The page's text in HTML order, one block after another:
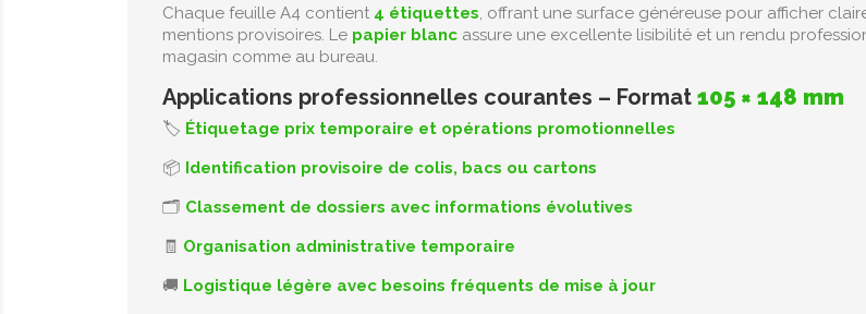
Chaque feuille A4 contient 4 étiquettes, offrant une surface généreuse pour afficher
mentions provisoires. Le papier blanc assure une excellente lisibilité et un rendu
magasin comme au bureau.
Applications professionnelles courantes – Format 105 × 148 mm
🏷️ Étiquetage prix temporaire et opérations promotionnelles
📦 Identification provisoire de colis, bacs ou cartons
🗂️ Classement de dossiers avec informations évolutives
🧾 Organisation administrative temporaire
🚚 Logistique légère avec besoins fréquents de mise à jour